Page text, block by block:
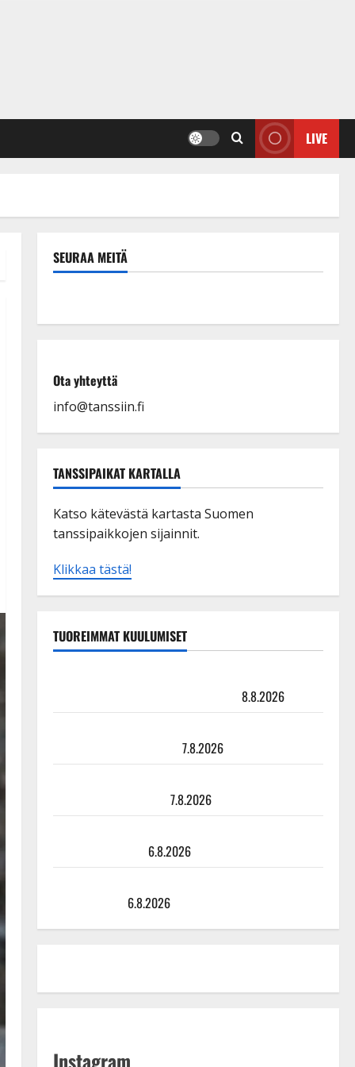
LIVE
SEURAA MEITÄ
Ota yhteyttä
info@tanssiin.fi
TANSSIPAIKAT KARTALLA
Katso kätevästä kartasta Suomen
tanssipaikkojen sijainnit.
Klikkaa tästä!
TUOREIMMAT KUULUMISET
8.8.2026
7.8.2026
7.8.2026
6.8.2026
6.8.2026
Instagram